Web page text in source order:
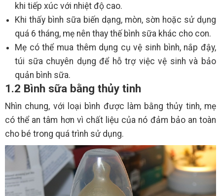
khi tiếp xúc với nhiệt độ cao.
Khi thấy bình sữa biến dạng, mòn, sờn hoặc sử dụng
quá 6 tháng, mẹ nên thay thế bình sữa khác cho con.
Mẹ có thể mua thêm dụng cụ vệ sinh bình, nắp đậy,
túi sữa chuyên dụng để hỗ trợ việc vệ sinh và bảo
quản bình sữa.
1.2 Bình sữa bằng thủy tinh
Nhìn chung, với loại bình được làm bằng thủy tinh, mẹ
có thể an tâm hơn vì chất liệu của nó đảm bảo an toàn
cho bé trong quá trình sử dụng.